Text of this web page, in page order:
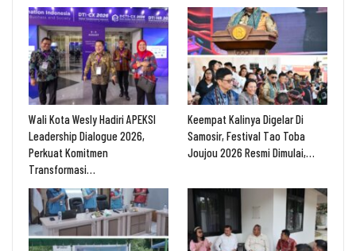
Wali Kota Wesly Hadiri APEKSI
Leadership Dialogue 2026,
Perkuat Komitmen
Transformasi…
Keempat Kalinya Digelar Di
Samosir, Festival Tao Toba
Joujou 2026 Resmi Dimulai,…